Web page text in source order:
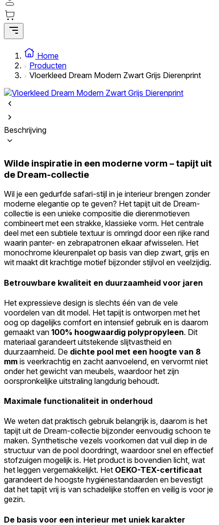
Home
Producten
Vloerkleed Dream Modern Zwart Grijs Dierenprint
Beschrijving
Wilde inspiratie in een moderne vorm – tapijt uit
de Dream-collectie
Wil je een gedurfde safari-stijl in je interieur brengen zonder
moderne elegantie op te geven? Het tapijt uit de Dream-
collectie is een unieke compositie die dierenmotieven
combineert met een strakke, klassieke vorm. Het centrale
deel met een subtiele textuur is omringd door een rijke rand
waarin panter- en zebrapatronen elkaar afwisselen. Het
monochrome kleurenpalet op basis van diep zwart, grijs en
wit maakt dit krachtige motief bijzonder stijlvol en veelzijdig.
Betrouwbare kwaliteit en duurzaamheid voor jaren
Het expressieve design is slechts één van de vele
voordelen van dit model. Het tapijt is ontworpen met het
oog op dagelijks comfort en intensief gebruik en is daarom
gemaakt van 100% hoogwaardig polypropyleen. Dit
materiaal garandeert uitstekende slijtvastheid en
duurzaamheid. De dichte pool met een hoogte van 8
mm is veerkrachtig en zacht aanvoelend, en vervormt niet
onder het gewicht van meubels, waardoor het zijn
oorspronkelijke uitstraling langdurig behoudt.
Maximale functionaliteit in onderhoud
We weten dat praktisch gebruik belangrijk is, daarom is het
tapijt uit de Dream-collectie bijzonder eenvoudig schoon te
maken. Synthetische vezels voorkomen dat vuil diep in de
structuur van de pool doordringt, waardoor snel en effectief
stofzuigen mogelijk is. Het product is bovendien licht, wat
het leggen vergemakkelijkt. Het OEKO-TEX-certificaat
garandeert de hoogste hygiënestandaarden en bevestigt
dat het tapijt vrij is van schadelijke stoffen en veilig is voor je
gezin.
De basis voor een interieur met uniek karakter
Statistische cookies helpen website-eigenaren te begrijpen hoe bezoekers
omgaan met websites door anoniem informatie te verzamelen en te
rapporteren.
Marketing
Marketingcookies worden gebruikt om gebruikers over websites te volgen.
Het doel is om advertenties weer te geven die relevant en interessant zijn
zijn, samen met de aanbieders van de individuele cookies.
Weiger
Sla mijn voorkeuren op
Accepteer alles